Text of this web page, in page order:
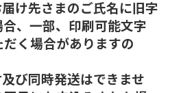
け先さまのご氏名に旧字
、一部、印刷可能文字
く場合がありますの
び同時発送はできませ